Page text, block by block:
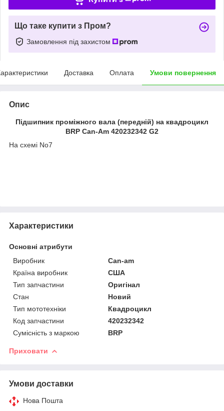
Що таке купити з Пром?
Замовлення під захистом
Доставка Оплата Умови повернення
Опис
Підшипник проміжного вала (передній) на квадроцикл
BRP Can-Am 420232342 G2
На схемі No7
Характеристики
Основні атрибути
Виробник
Can-am
Країна виробник
США
Тип запчастини
Оригінал
Стан
Новий
Тип мототехніки
Квадроцикл
Код запчастини
420232342
Сумісність з маркою
BRP
Приховати
Умови доставки
Нова Пошта